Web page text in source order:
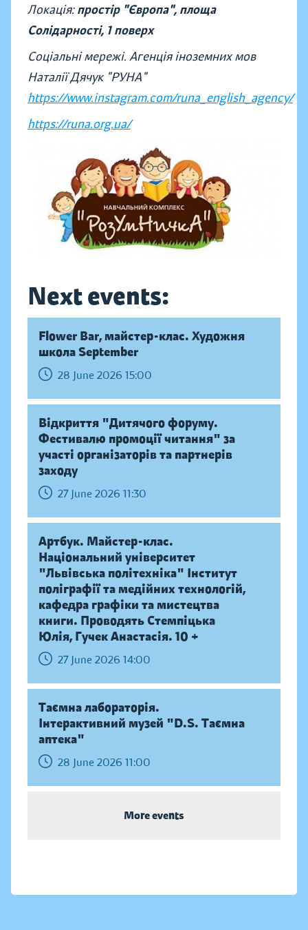
Локація:простір "Європа", площа
Солідарності, 1 поверх
Соціальні мережі. Агенція іноземних мов
Наталії Дячук "РУНА"
https://www.instagram.com/runa_english_agency/
https://runa.org.ua/
Next events:
Flower Bar, майстер-клас. Художня
школа September
28 June 2026 15:00
Відкриття "Дитячого форуму.
Фестивалю промоції читання" за
участі організаторів та партнерів
заходу
27 June 2026 11:30
Артбук. Майстер-клас.
Національний університет
"Львівська політехніка" Інститут
поліграфії та медійних технологій,
кафедра графіки та мистецтва
книги. Проводять Стемпіцька
Юлія, Гучек Анастасія. 10 +
27 June 2026 14:00
Таємна лабораторія.
Інтерактивний музей "D.S. Таємна
аптека"
28 June 2026 11:00
More events